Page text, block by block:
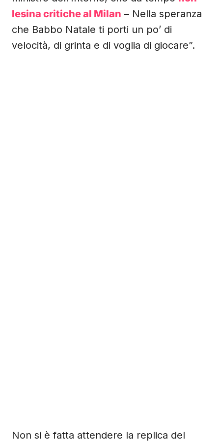
lesina critiche al Milan – Nella speranza
che Babbo Natale ti porti un po’ di
velocità, di grinta e di voglia di giocare”.
Non si è fatta attendere la replica del